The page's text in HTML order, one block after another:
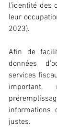
l'identité des
leur
2023).
Afin de
données
services
informations
justes.